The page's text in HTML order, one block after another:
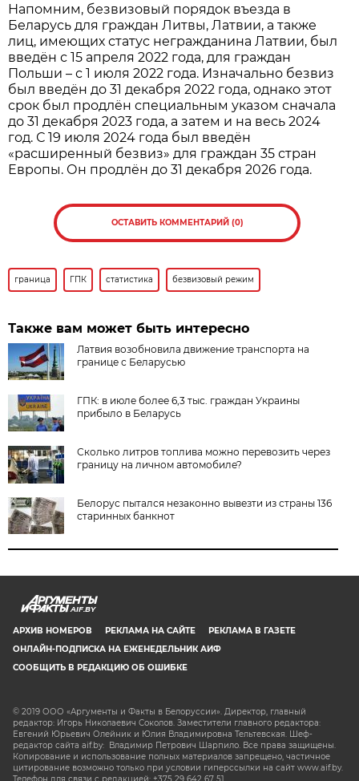
Напомним, безвизовый порядок въезда в
Беларусь для граждан Литвы, Латвии, а также
лиц, имеющих статус негражданина Латвии, был
введён с 15 апреля 2022 года, для граждан
Польши – с 1 июля 2022 года. Изначально безвиз
был введён до 31 декабря 2022 года, однако этот
срок был продлён специальным указом сначала
до 31 декабря 2023 года, а затем и на весь 2024
год. С 19 июля 2024 года был введён
«расширенный безвиз» для граждан 35 стран
Европы. Он продлён до 31 декабря 2026 года.
ОСТАВИТЬ КОММЕНТАРИЙ (0)
граница ГПК статистика безвизовый режим
Также вам может быть интересно
Латвия возобновила движение транспорта на
границе с Беларусью
ГПК: в июле более 6,3 тыс. граждан Украины
прибыло в Беларусь
Сколько литров топлива можно перевозить через
границу на личном автомобиле?
Белорус пытался незаконно вывезти из страны 136
старинных банкнот
AIF.BY
АРХИВ НОМЕРОВ РЕКЛАМА НА САЙТЕ
РЕКЛАМА В ГАЗЕТЕ
ОНЛАЙН-ПОДПИСКА НА ЕЖЕНЕДЕЛЬНИК АИФ
СООБЩИТЬ В РЕДАКЦИЮ ОБ ОШИБКЕ
© 2019 ООО «Аргументы и Факты в Белоруссии». Директор, главный
редактор: Игорь Николаевич Соколов. Заместители главного редактора:
Евгений Юрьевич Олейник и Юлия Владимировна Тельтевская. Шеф-
редактор сайта aif.by: Владимир Петрович Шарпило. Все права защищены.
Копирование и использование полных материалов запрещено, частичное
цитирование возможно только при условии гиперссылки на сайт www.aif.by.
Телефон для связи с редакцией: +375 29 642 67 51.